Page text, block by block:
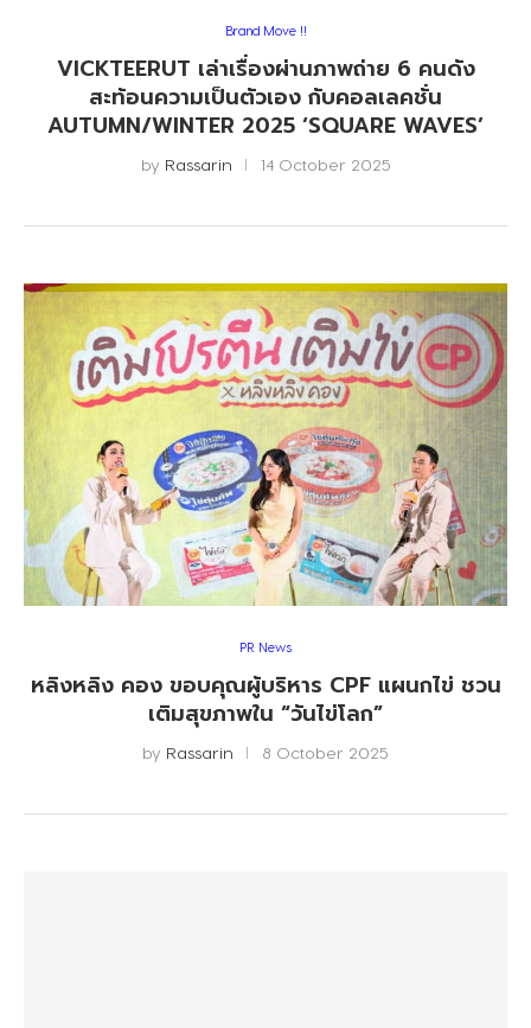
Brand Move !!
VICKTEERUT เล่าเรื่องผ่านภาพถ่าย 6 คนดัง
สะท้อนความเป็นตัวเอง กับคอลเลคชั่น
AUTUMN/WINTER 2025 ‘SQUARE WAVES’
by Rassarin 14 October 2025
PR News
หลิงหลิง คอง ขอบคุณผู้บริหาร CPF แผนกไข่ ชวน
เติมสุขภาพใน “วันไข่โลก”
by Rassarin 8 October 2025